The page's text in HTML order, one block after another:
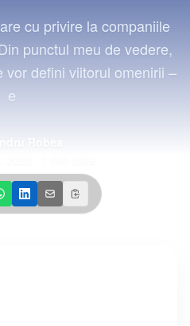
cu privire la companiile
punctul meu de vedere,
defini viitorul omenirii –
e